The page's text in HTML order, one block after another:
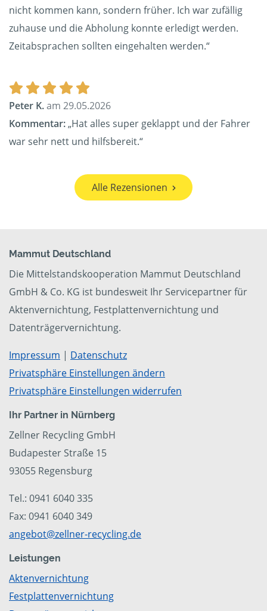
nicht kommen kann, sondern früher. Ich war zufällig
zuhause und die Abholung konnte erledigt werden.
Zeitabsprachen sollten eingehalten werden.“
Peter K.am 29.05.2026
Kommentar:„Hat alles super geklappt und der Fahrer
war sehr nett und hilfsbereit.“
Alle Rezensionen
Mammut Deutschland
Die Mittelstandskooperation Mammut Deutschland
GmbH & Co. KG ist bundesweit Ihr Servicepartner für
Aktenvernichtung, Festplattenvernichtung und
Datenträgervernichtung.
Impressum | Datenschutz
Privatsphäre Einstellungen ändern
Privatsphäre Einstellungen widerrufen
Ihr Partner in Nürnberg
Zellner Recycling GmbH
Budapester Straße 15
93055 Regensburg
Tel.: 0941 6040 335
Fax: 0941 6040 349
angebot@zellner-recycling.de
Leistungen
Aktenvernichtung
Festplattenvernichtung